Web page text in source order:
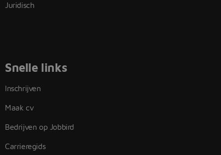
Juridisch
Snelle links
Inschrijven
Maak cv
Bedrijven op Jobbird
Carrieregids